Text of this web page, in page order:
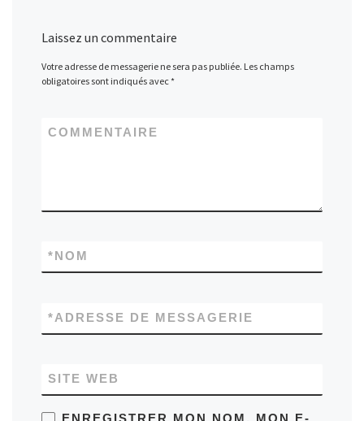
Laissez un commentaire
Votre adresse de messagerie ne sera pas publiée. Les champs
obligatoires sont indiqués avec*
COMMENTAIRE
NOM
*
ADRESSE DE MESSAGERIE
*
SITE WEB